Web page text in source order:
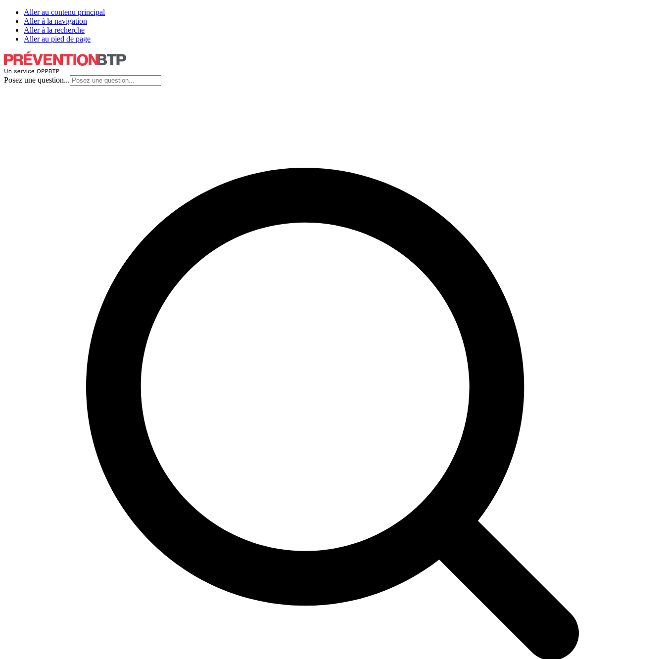
Aller au contenu principal
Aller à la navigation
Aller à la recherche
Aller au pied de page
Posez une question...